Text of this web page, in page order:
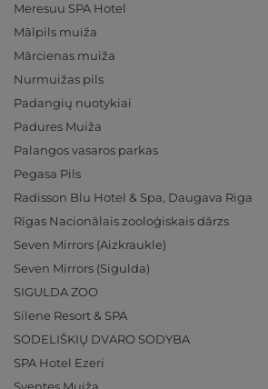
Meresuu SPA Hotel
Mālpils muiža
Mārcienas muiža
Nurmuižas pils
Padangių nuotykiai
Padures Muiža
Palangos vasaros parkas
Pegasa Pils
Radisson Blu Hotel & Spa, Daugava Riga
Rīgas Nacionālais zooloģiskais dārzs
Seven Mirrors (Aizkraukle)
Seven Mirrors (Sigulda)
SIGULDA ZOO
Silene Resort & SPA
SODELIŠKIŲ DVARO SODYBA
SPA Hotel Ezeri